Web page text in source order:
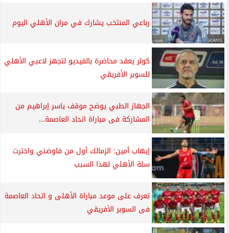
رباعي المنتخب يشارك في مران الأهلي اليوم
كولر يعقد محاضرة بالفيديو لتجهز لاعبي الأهلي
للسوبر الأفريقي
الجهاز الطبي يوضح موقف ياسر إبراهيم من
المشاركة فى مباراة اتحاد العاصمة...
إيهاب أمين: الزمالك أول من فاوضني واخترت
سلة الأهلي لهذا السبب
تعرف على موعد مباراة الأهلى و اتحاد العاصمة
فى السوبر الأفريقي